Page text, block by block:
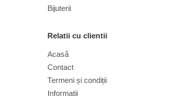
Bijuterii
Relatii cu clientii
Acasă
Contact
Termeni și condiții
Informatii